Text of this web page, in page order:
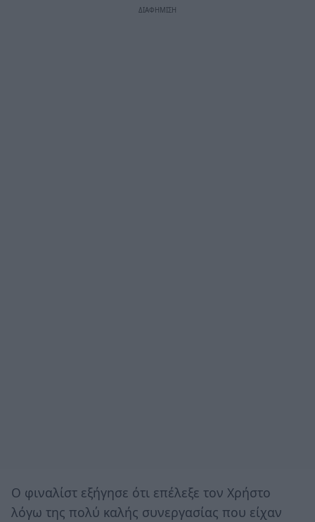
Ο φιναλίστ εξήγησε ότι επέλεξε τον Χρήστο
λόγω της πολύ καλής συνεργασίας που είχαν